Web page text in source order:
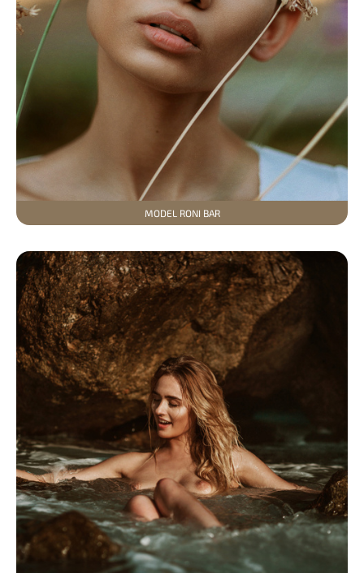
MODEL RONI BAR